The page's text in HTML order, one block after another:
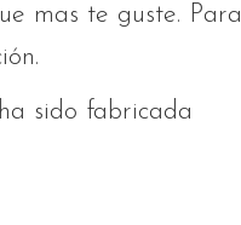
mas te guste. Para
sido fabricada